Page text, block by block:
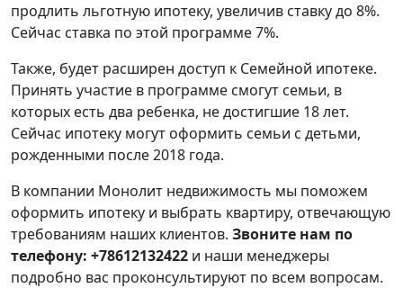
продлить льготную ипотеку, увеличив ставку до 8%.
Сейчас ставка по этой программе 7%.
Также, будет расширен доступ к Семейной ипотеке.
Принять участие в программе смогут семьи, в
которых есть два ребенка, не достигшие 18 лет.
Сейчас ипотеку могут оформить семьи с детьми,
рожденными после 2018 года.
В компании Монолит недвижимость мы поможем
оформить ипотеку и выбрать квартиру, отвечающую
требованиям наших клиентов. Звоните нам по
телефону: +78612132422 и наши менеджеры
подробно вас проконсультируют по всем вопросам.